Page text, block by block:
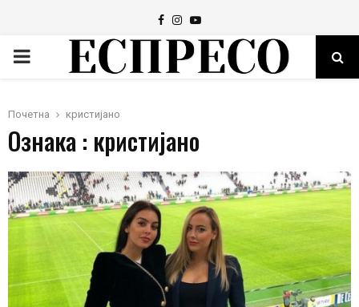
Facebook
Instagram
Youtube
PRIMARY
Почетна кристијано
Ознака : кристијано